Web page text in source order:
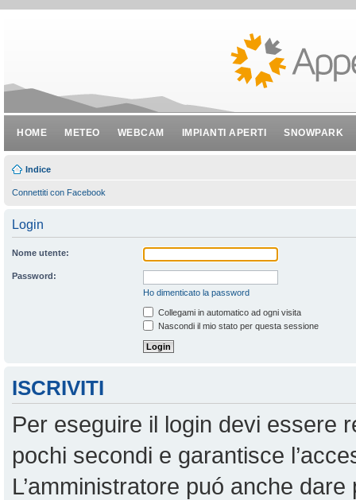
HOME METEO WEBCAM IMPIANTI APERTI SNOWPARK
Indice
Connettiti con Facebook
Login
Nome utente:
Password:
Ho dimenticato la password
Collegami in automatico ad ogni visita
Nascondi il mio stato per questa sessione
ISCRIVITI
Per eseguire il login devi essere
pochi secondi e garantisce
L’amministratore puó anche